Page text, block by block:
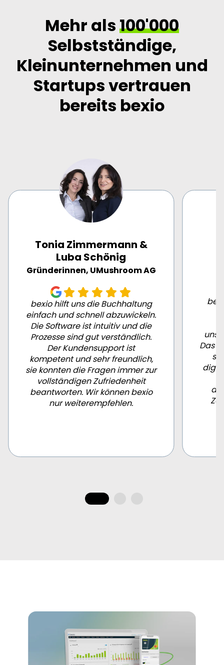
Mehr als100'000
Selbstständige,
Kleinunternehmen und
Startups vertrauen
bereits bexio
Tonia Zimmermann &
Luba Schönig
Gründerinnen, UMushroom AG
bexio hilft uns die Buchhaltung
einfach und schnell abzuwickeln.
Die Software ist intuitiv und die
Prozesse sind gut verständlich.
Der Kundensupport ist
kompetent und sehr freundlich,
sie konnten die Fragen immer zur
vollständigen Zufriedenheit
beantworten. Wir können bexio
nur weiterempfehlen.
Das